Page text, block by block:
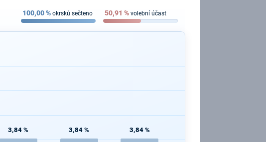
100,00% okrsků sečteno 50,91 % volební účast
3,84 % 3,84 % 3,84 %